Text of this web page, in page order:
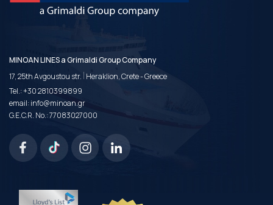
MINOAN LINES a Grimaldi Group Company
17, 25th Avgoustou str. | Heraklion, Crete - Greece
Tel.:+30 2810399899
email:info@minoan.gr
G.E.C.R. No.: 77083027000